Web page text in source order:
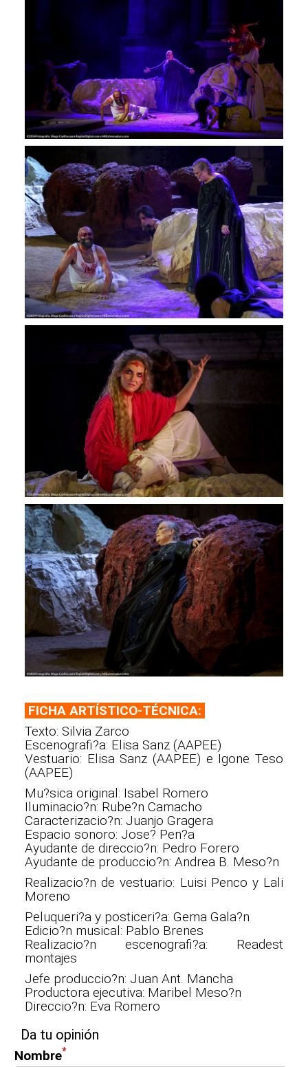
FICHA ARTÍSTICO-TÉCNICA:
Texto: Silvia Zarco
Escenografi?a: Elisa Sanz (AAPEE)
Vestuario: Elisa Sanz (AAPEE) e Igone Teso
(AAPEE)
Mu?sica original: Isabel Romero
Iluminacio?n: Rube?n Camacho
Caracterizacio?n: Juanjo Gragera
Espacio sonoro: Jose? Pen?a
Ayudante de direccio?n: Pedro Forero
Ayudante de produccio?n: Andrea B. Meso?n
Realizacio?n de vestuario: Luisi Penco y Lali
Moreno
Peluqueri?a y posticeri?a: Gema Gala?n
Edicio?n musical: Pablo Brenes
Realizacio?n escenografi?a: Readest
montajes
Jefe produccio?n: Juan Ant. Mancha
Productora ejecutiva: Maribel Meso?n
Direccio?n: Eva Romero
Da tu opinión
Nombre*